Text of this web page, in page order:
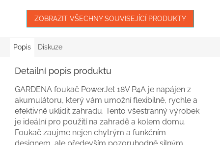
ZOBRAZIT VŠECHNY SOUVISEJÍCÍ PRODUKTY
Popis Diskuze
Detailní popis produktu
GARDENA foukač PowerJet 18V P4A je napájen z
akumulátoru, který vám umožní flexibilně, rychle a
efektivně uklidit zahradu. Tento všestranný výrobek
je ideální pro použití na zahradě a kolem domu.
Foukač zaujme nejen chytrým a funkčním